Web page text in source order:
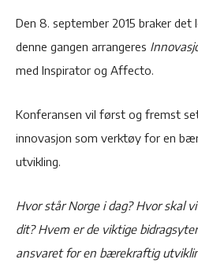
Den 8. september 2015 braker det
denne gangen arrangeres
med Inspirator og Affecto.
Konferansen vil først og fremst
innovasjon som verktøy for en
utvikling.
Hvor står Norge i dag? Hvor skal
dit? Hvem er de viktige
ansvaret for en bærekraftig